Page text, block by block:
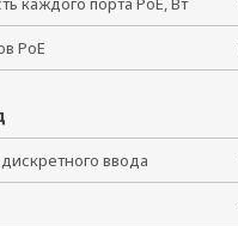
PoE
ввода